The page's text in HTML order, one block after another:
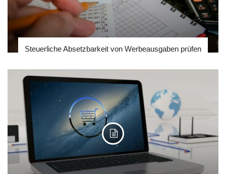
Steuerliche Absetzbarkeit von Werbeausgaben prüfen